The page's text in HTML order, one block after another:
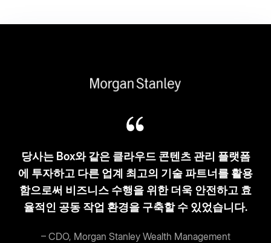
플랫폼
를 활용
고 효
니다.
‘3S-3C’ 모델에 적합한 Box: 단순성
장성(Scalability), 보안(Security). 클라
(Cloud-based), 깔끔한 책상(Clean
(current).
– 부사장 겸 CIO, Broadcom